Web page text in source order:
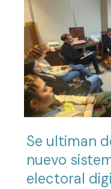
Se ultiman
nuevo
electoral